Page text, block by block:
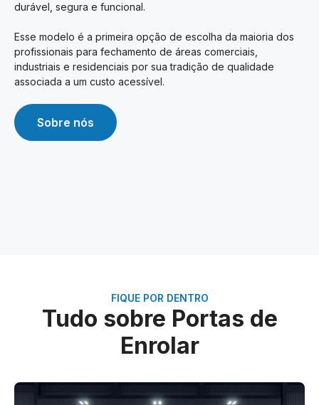
durável, segura e funcional.
Esse modelo é a primeira opção de escolha da maioria dos
profissionais para fechamento de áreas comerciais,
industriais e residenciais por sua tradição de qualidade
associada a um custo acessível.
Sobre nós
FIQUE POR DENTRO
Tudo sobre Portas de
Enrolar